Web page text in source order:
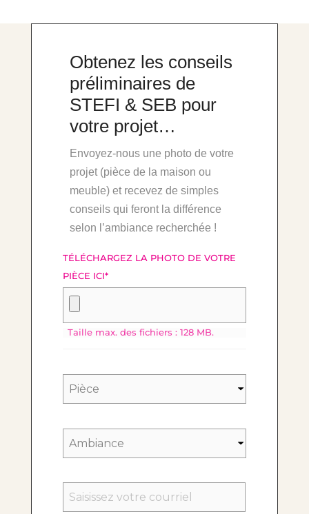
Obtenez les conseils
préliminaires de
STEFI & SEB pour
votre projet…
Envoyez-nous une photo de votre
projet (pièce de la maison ou
meuble) et recevez de simples
conseils qui feront la différence
selon l’ambiance recherchée !
TÉLÉCHARGEZ LA PHOTO DE VOTRE
PIÈCE ICI*
Taille max. des fichiers : 128 MB.